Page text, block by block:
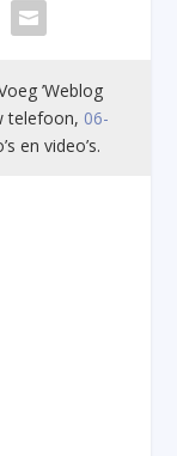
’Weblog
telefoon, 06-
en video’s.